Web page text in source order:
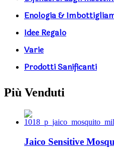
Enologia &
Idee Regalo
Varie
Prodotti Sanificanti
Più Venduti
Jaico Sensitive